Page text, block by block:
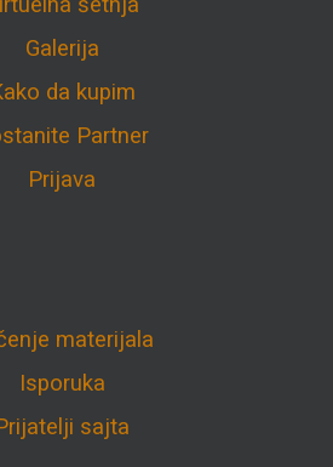
Galerija
da kupim
Partner
Prijava
materijala
Isporuka
sajta